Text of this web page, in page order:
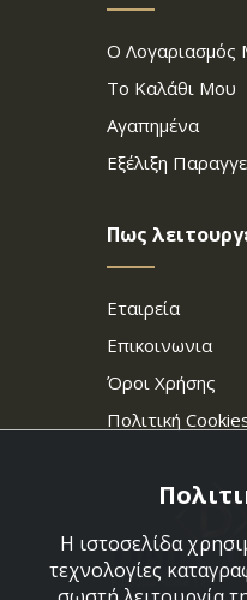
Ο Λογαριασμός
Το Καλάθι Μου
Αγαπημένα
Εξέλιξη
Πως
Εταιρεία
Επικοινωνια
Όροι Χρήσης
Πολιτική
Η ιστοσελίδα
τεχνολογίες